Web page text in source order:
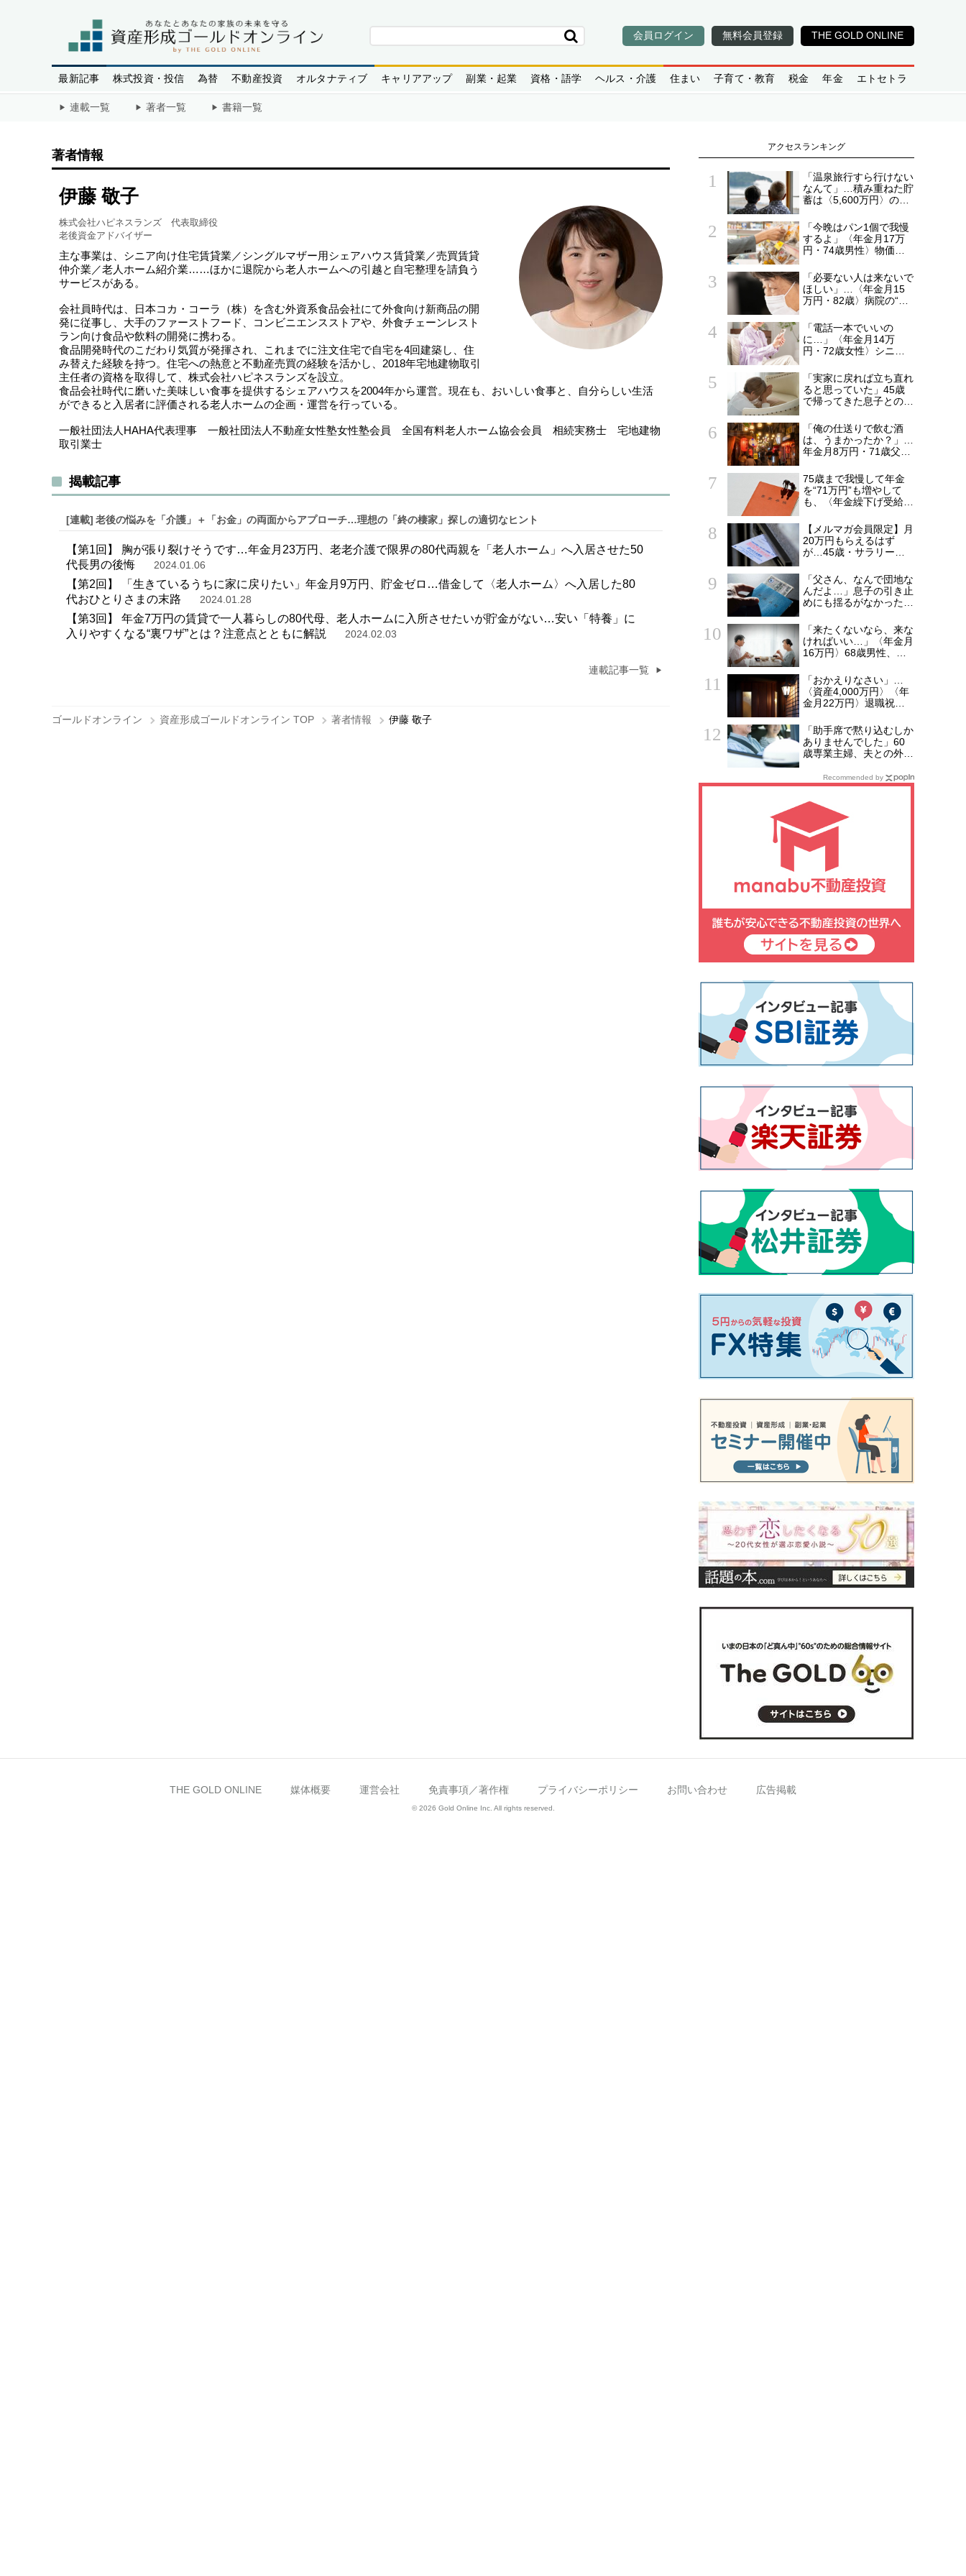
会員ログイン 無料会員登録 THE GOLD ONLINE
最新記事 株式投資・投信 為替 不動産投資 オルタナティブ キャリアアップ 副業・起業 資格・語学 ヘルス・介護 住まい 子育て・教育 税金 年金 エトセトラ
連載一覧 著者一覧 書籍一覧
著者情報
伊藤 敬子
株式会社ハピネスランズ 代表取締役
老後資金アドバイザー
主な事業は、シニア向け住宅賃貸業／シングルマザー用シェアハウス賃貸業／売買賃貸
仲介業／老人ホーム紹介業……ほかに退院から老人ホームへの引越と自宅整理を請負う
サービスがある。
会社員時代は、日本コカ・コーラ（株）を含む外資系食品会社にて外食向け新商品の開
発に従事し、大手のファーストフード、コンビニエンスストアや、外食チェーンレスト
ラン向け食品や飲料の開発に携わる。
食品開発時代のこだわり気質が発揮され、これまでに注文住宅で自宅を4回建築し、住
み替えた経験を持つ。住宅への熱意と不動産売買の経験を活かし、2018年宅地建物取引
主任者の資格を取得して、株式会社ハピネスランズを設立。
食品会社時代に磨いた美味しい食事を提供するシェアハウスを2004年から運営。現在も、おいしい食事と、自分らしい生活
ができると入居者に評価される老人ホームの企画・運営を行っている。
一般社団法人HAHA代表理事 一般社団法人不動産女性塾女性塾会員 全国有料老人ホーム協会会員 相続実務士 宅地建物
取引業士
揭載記事
[連載] 老後の悩みを「介護」＋「お金」の両面からアプローチ…理想の「終の棲家」探しの適切なヒント
【第1回】 胸が張り裂けそうです…年金月23万円、老老介護で限界の80代両親を「老人ホーム」へ入居させた50
代長男の後悔
2024.01.06
【第2回】 「生きているうちに家に戻りたい」年金月9万円、貯金ゼロ…借金して〈老人ホーム〉へ入居した80
代おひとりさまの末路
2024.01.28
【第3回】 年金7万円の賃貸で一人暮らしの80代母、老人ホームに入所させたいが貯金がない…安い「特養」に
入りやすくなる“裏ワザ”とは？注意点とともに解説
2024.02.03
連載記事一覧
ゴールドオンライン 資産形成ゴールドオンライン TOP 著者情報 伊藤 敬子
アクセスランキング
「温泉旅行すら行けない
なんて」…積み重ねた貯
蓄は〈5,600万円〉の68
を貯めたはずが「馬鹿だ
った」肩を落とす理由
「今晩はパン1個で我慢
するよ」〈年金月17万
円・74歳男性〉物価高
食卓”
「必要ない人は来ないで
ほしい」…〈年金月15
万円・82歳〉病院の“常
られた20代会社員の本
音。それでも通い続ける
理由
「電話一本でいいの
に…」〈年金月14万
円・72歳女性〉シニア
家族からの連絡
「実家に戻れば立ち直れ
ると思っていた」45歳
で帰ってきた息子との同
万円・75歳母〉が漏ら
した本音
「俺の仕送りで飲む酒
は、うまかったか？」…
年金月8万円・71歳父を
助〉が途絶えた夜
75歳まで我慢して年金
を“71万円”も増やして
も、〈年金繰下げ受給〉
偶者が年下の人」「定年
後も働く人」「特別な年
金を受け取れる人」
【CFPが解説】
【メルマガ会員限定】月
20万円もらえるはず
が…45歳・サラリーマ
抱いた違和感。「年金ル
ール」知らずにそのまま
20年…65歳で受け取る
ことになる年金額に唖然
「父さん、なんで団地な
んだよ…」息子の引き止
めにも揺るがなかった
男性〉の決意
「来たくないなら、来な
ければいい…」〈年金月
16万円〉68歳男性、家
ずが、夫婦2人寂しく食
卓を囲むワケ
「おかえりなさい」…
〈資産4,000万円〉〈年
金月22万円〉退職祝い
行」から帰国した65歳
夫婦。余韻を吹き飛ばし
た“破綻の影”
「助手席で黙り込むしか
ありませんでした」60
歳専業主婦、夫との外出
和感”Recommended by
THE GOLD ONLINE 媒体概要 運営会社 免責事項／著作権 プライバシーポリシー お問い合わせ 広告掲載
© 2026 Gold Online Inc. All rights reserved.